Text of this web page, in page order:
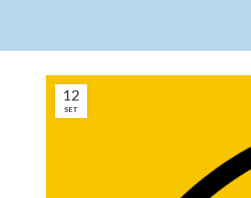
12
SET